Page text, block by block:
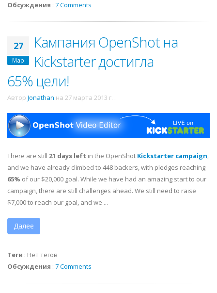
Обсуждения : 7 Comments
27
Мар
Кампания OpenShot на
Kickstarter достигла
65% цели!
Автор Jonathan на 27 марта 2013 г. .
There are still 21 days left in the OpenShot Kickstarter campaign,
and we have already climbed to 448 backers, with pledges reaching
65% of our $20,000 goal. While we have had an amazing start to our
campaign, there are still challenges ahead. We still need to raise
$7,000 to reach our goal, and we ...
Далее
Теги : Нет тегов
Обсуждения : 7 Comments